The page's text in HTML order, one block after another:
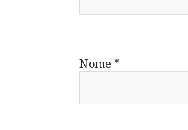
Nome *